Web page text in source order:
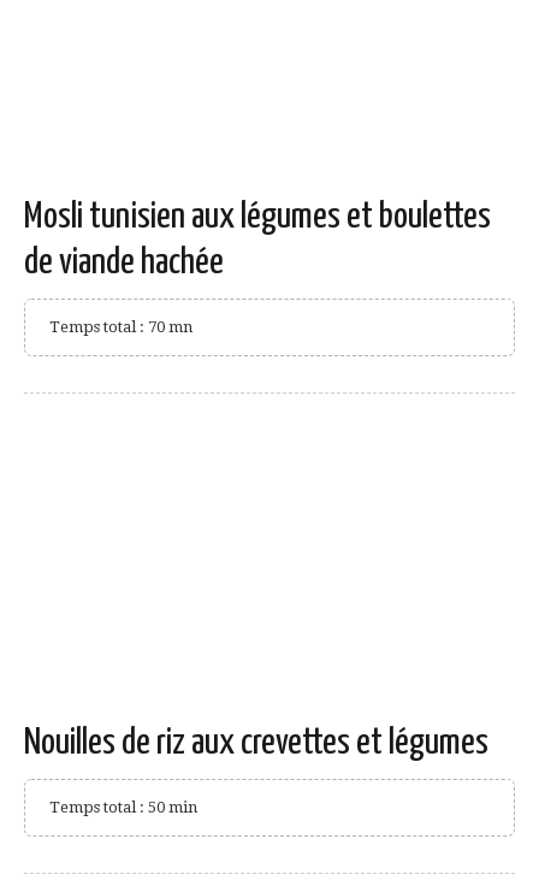
Mosli tunisien aux légumes et boulettes
de viande hachée
Temps total : 70 mn
Nouilles de riz aux crevettes et légumes
Temps total : 50 min